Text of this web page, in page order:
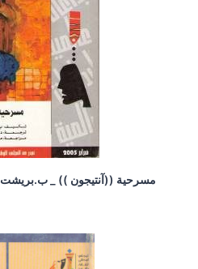
مسرحية ((آنتيجون )) _ ب.بريشت